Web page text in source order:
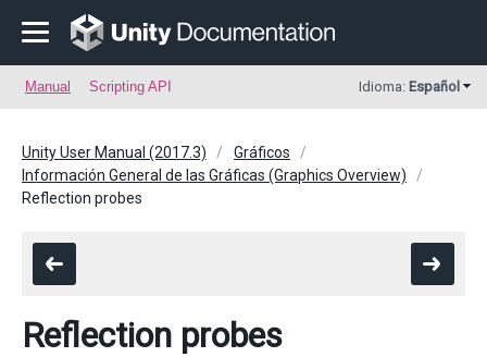
Manual Scripting API Idioma: Español
Unity User Manual (2017.3)
Gráficos
Información General de las Gráficas (Graphics Overview)
Reflection probes
Reflection probes